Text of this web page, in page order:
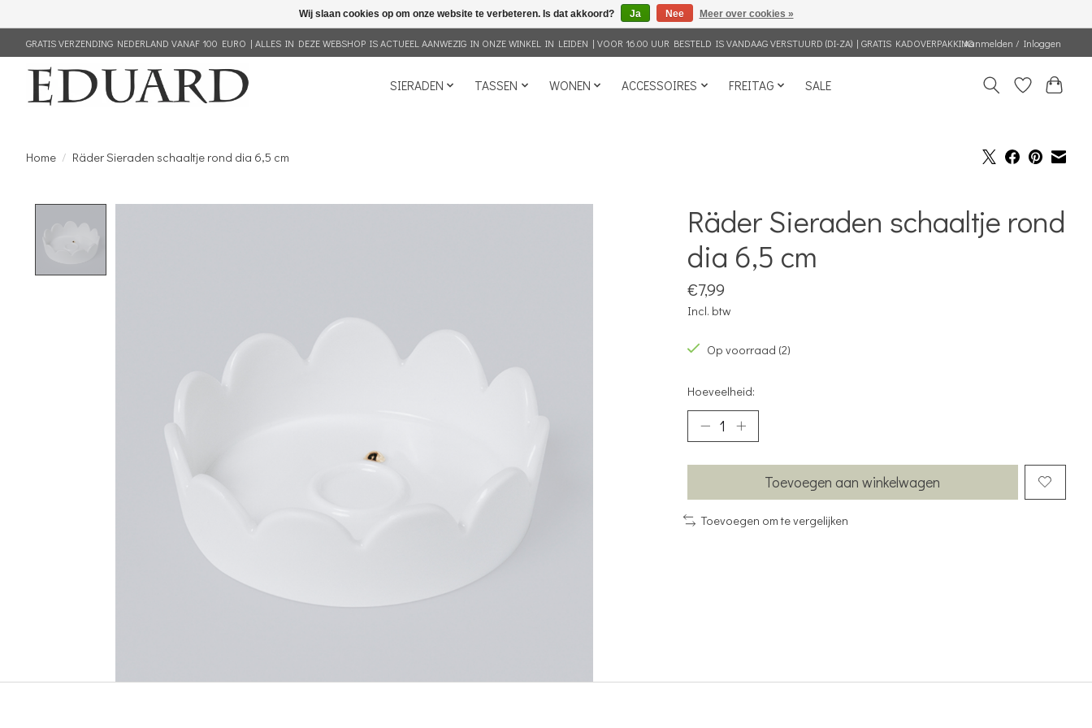
GRATIS VERZENDING NEDERLAND VANAF 100 EURO | ALLES IN DEZE WEBSHOP IS ACTUEEL AANWEZIG IN ONZE WINKEL IN LEIDEN | VOOR 16.00 UUR BESTELD IS VANDAAG VERSTUURD (DI-ZA) | GRATIS KADOVERPAKKINGAanmelden / Inloggen
SIERADEN TASSEN WONEN ACCESSOIRES FREITAG SALE
Home / Räder Sieraden schaaltje rond dia 6,5 cm
Räder Sieraden schaaltje rond
dia 6,5 cm
€7,99
Incl. btw
Op voorraad (2)
Hoeveelheid:
Toevoegen aan winkelwagen
Toevoegen om te vergelijken
Wij slaan cookies op om onze website te verbeteren. Is dat akkoord? Ja Nee Meer over cookies »